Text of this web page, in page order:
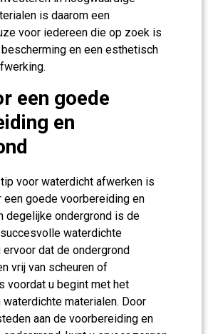
is daarom een
voor iedereen die op zoek is
en een esthetisch
een goede
en
voor waterdicht afwerken is
een goede voorbereiding en
degelijke ondergrond is de
waterdichte
dat de ondergrond
vrij van scheuren of
voordat u begint met het
waterdichte materialen. Door
aan de voorbereiding en